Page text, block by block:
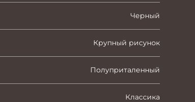
Черный
Крупный рисунок
Полуприталенный
Классика